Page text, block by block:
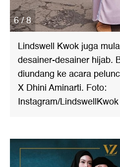
6 / 8
Lindswell Kwok juga
desainer-desainer hijab.
diundang ke acara
X Dhini Aminarti. Foto:
Instagram/LindswellKwok